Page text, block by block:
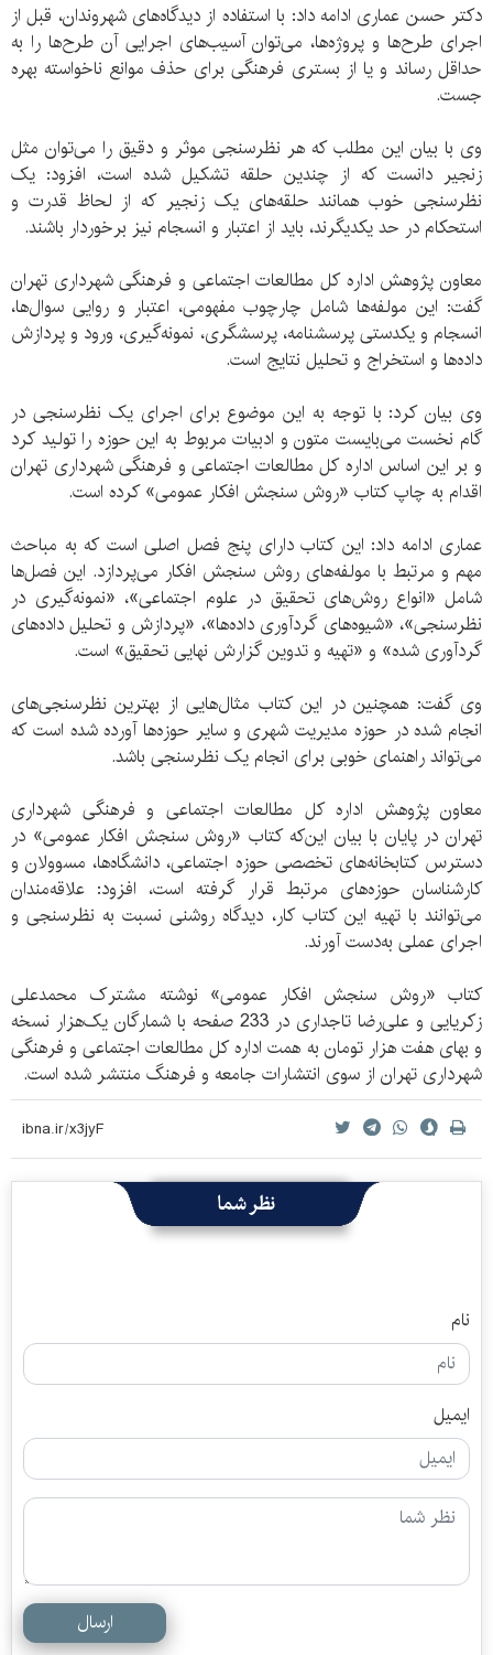
دکتر حسن عماری ادامه داد: با استفاده از دیدگاه‌های شهروندان، قبل از
اجرای طرح‌ها و پروژه‌ها، می‌توان آسیب‌های اجرایی آن طرح‌ها را به
حداقل رساند و یا از بستری فرهنگی برای حذف موانع ناخواسته بهره
جست.
وی با بیان این مطلب که هر نظرسنجی موثر و دقیق را می‌توان مثل
زنجیر دانست که از چندین حلقه تشکیل شده است، افزود: یک
نظرسنجی خوب همانند حلقه‌های یک زنجیر که از لحاظ قدرت و
استحکام در حد یکدیگرند، باید از اعتبار و انسجام نیز برخوردار باشند.
معاون پژوهش اداره کل مطالعات اجتماعی و فرهنگی شهرداری تهران
گفت: این مولفه‌ها شامل چارچوب مفهومی، اعتبار و روایی سوال‌ها،
انسجام و یکدستی پرسشنامه، پرسشگری، نمونه‌گیری، ورود و پردازش
داده‌ها و استخراج و تحلیل نتایج است.
وی بیان کرد: با توجه به این موضوع برای اجرای یک نظرسنجی در
گام نخست می‌بایست متون و ادبیات مربوط به این حوزه را تولید کرد
و بر این اساس اداره کل مطالعات اجتماعی و فرهنگی شهرداری تهران
اقدام به چاپ کتاب «روش سنجش افکار عمومی» کرده است.
عماری ادامه داد: این کتاب دارای پنج فصل اصلی است که به مباحث
مهم و مرتبط با مولفه‌های روش سنجش افکار می‌پردازد. این فصل‌ها
شامل «انواع روش‌های تحقیق در علوم اجتماعی»، «نمونه‌گیری در
نظرسنجی»، «شیوه‌های گردآوری داده‌ها»، «پردازش و تحلیل داده‌های
گردآوری شده» و «تهیه و تدوین گزارش نهایی تحقیق» است.
وی گفت: همچنین در این کتاب مثال‌هایی از بهترین نظرسنجی‌های
انجام شده در حوزه مدیریت شهری و سایر حوزه‌ها آورده شده است که
می‌تواند راهنمای خوبی برای انجام یک نظرسنجی باشد.
معاون پژوهش اداره کل مطالعات اجتماعی و فرهنگی شهرداری
تهران در پایان با بیان این‌که کتاب «روش سنجش افکار عمومی» در
دسترس کتابخانه‌های تخصصی حوزه اجتماعی، دانشگاه‌ها، مسوولان و
کارشناسان حوزه‌های مرتبط قرار گرفته است، افزود: علاقه‌مندان
می‌توانند با تهیه این کتاب کار، دیدگاه روشنی نسبت به نظرسنجی و
اجرای عملی به‌دست آورند.
کتاب «روش سنجش افکار عمومی» نوشته مشترک محمدعلی
زکریایی و علی‌رضا تاجداری در 233 صفحه با شمارگان یک‌هزار نسخه
و بهای هفت هزار تومان به همت اداره کل مطالعات اجتماعی و فرهنگی
شهرداری تهران از سوی انتشارات جامعه و فرهنگ منتشر شده است.
نظر شما
نام
ایمیل
ارسال